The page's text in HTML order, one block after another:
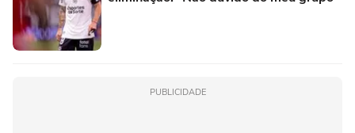
PUBLICIDADE